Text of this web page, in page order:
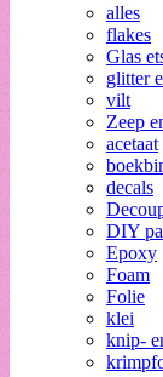
alles
flakes
Glas
glitter
vilt
Zeep
acetaat
decals
DIY
Epoxy
Foam
Folie
klei
knip-